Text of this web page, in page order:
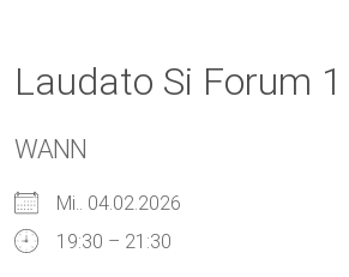
Laudato Si Forum 1
WANN
Mi.. 04.02.2026
19:30 – 21:30